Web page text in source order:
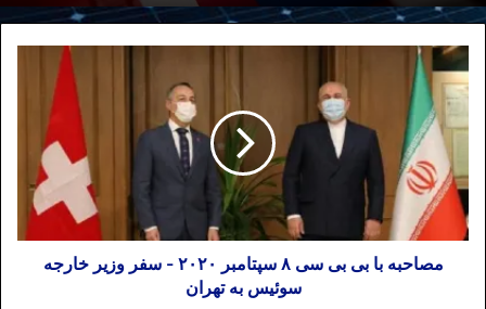
مصاحبه با بی بی سی ۸ سپتامبر ۲۰۲۰ - سفر وزیر خارجه
سوئیس به تهران